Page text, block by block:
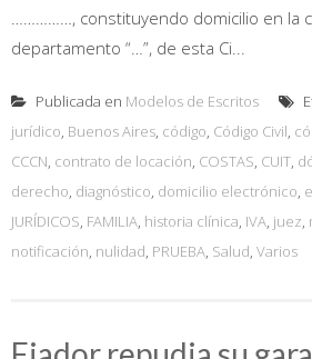
……………, constituyendo domicilio en
departamento “…”, de esta Ci...
Publicada en Modelos de Escritos
jurídico, Buenos Aires, código, Código Civil,
CCCN, contrato de locación, COSTAS, CUIT,
derecho, diagnóstico, domicilio electrónico,
JURÍDICOS, FAMILIA, historia clínica, IVA, juez,
notificación, nulidad, PRUEBA, Salud, Varios